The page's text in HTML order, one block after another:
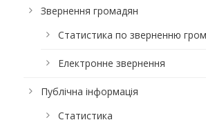
Звернення громадян
Статистика по зверненню
Електронне звернення
Публічна інформація
Статистика